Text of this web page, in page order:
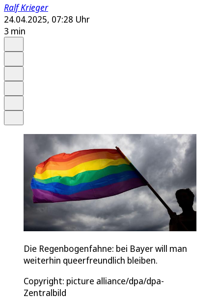
Ralf Krieger
24.04.2025, 07:28 Uhr
3 min
Die Regenbogenfahne: bei Bayer will man
weiterhin queerfreundlich bleiben.
Copyright: picture alliance/dpa/dpa-
Zentralbild